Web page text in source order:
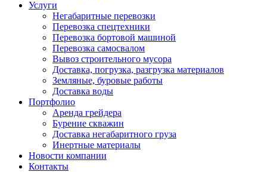
Услуги
Негабаритные перевозки
Перевозка спецтехники
Перевозка бортовой машиной
Перевозка самосвалом
Вывоз строительного мусора
Доставка, погрузка, разгрузка материалов
Земляные, буровые работы
Доставка воды
Портфолио
Аренда грейдера
Бурение скважин
Доставка негабаритного груза
Инертные материалы
Новости компании
Контакты